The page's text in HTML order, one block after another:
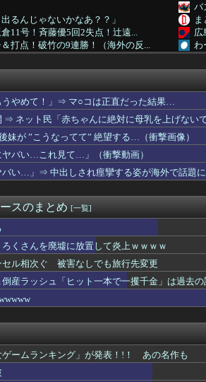
バ
るんじゃないかなあ？？」
ま
11号！斉藤優5回2失点！辻遠...
広
打点！破竹の9連勝！（海外の反...
わ
じ
を無料開放してしまう
感-15℃」←これ
ベ
ゴ
なるwww
ニメキャラの大好物」←これに1...
デ
浮
ｗｗｗｗｗｗｗｗｗｗｗｗｗｗｗ...
かな···？」ﾊﾟｼｬｯ
うなってもいい？」問題に...
ミィの才色兼備な神引きに全ホロ...
ト
ね」とささやく男社員がいる
もないことが判明
筒香がサヨナラホームラン...
な
な
発生イベント開催中！
を開けて授乳するしかないので...
修
べてきた！」←合成みたいと話...
ｗｗｗ
とびイベントを開催してしまうw...
女
ないのか
うやめて！」⇒ マ○コは正直だった結果…
⇒ ネット民「赤ちゃんに絶対に母乳を上げない
妹が ”こうなってて” 絶望する…（衝撃画像）
ヤバい…これ見て…」（衝撃動画）
い…」⇒ 中出しされ痙攣する姿が海外で話題に
スのまとめ [一覧]
くさんを廃墟に放置して炎上ｗｗｗｗ
セル相次ぐ 被害なしでも旅行先変更
産ラッシュ「ヒット一本で一攫千金」は過去の
ゲームランキング」が発表！!！ あの名作も